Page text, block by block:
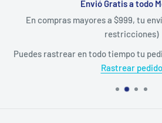
Envió Gratis a todo
En compras mayores a $999, tu
restricciones)
Puedes rastrear en todo tiempo tu
Rastrear pedido